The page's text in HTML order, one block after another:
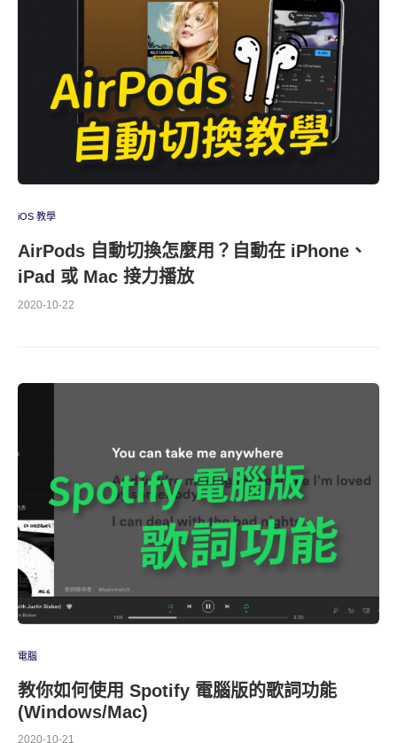
iOS 教學
AirPods 自動切換怎麼用？自動在 iPhone、
iPad 或 Mac 接力播放
2020-10-22
電腦
教你如何使用 Spotify 電腦版的歌詞功能
(Windows/Mac)
2020-10-21